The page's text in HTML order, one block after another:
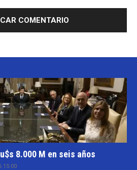
8.000 M en seis años
15:00